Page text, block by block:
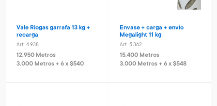
Vale Riogas garrafa 13 kg +
recarga
Art. 4.938
12.950 Metros
3.000 Metros + 6 x $540
Envase + carga + envío
Megalight 11 kg
Art. 5.362
15.400 Metros
3.000 Metros + 6 x $548